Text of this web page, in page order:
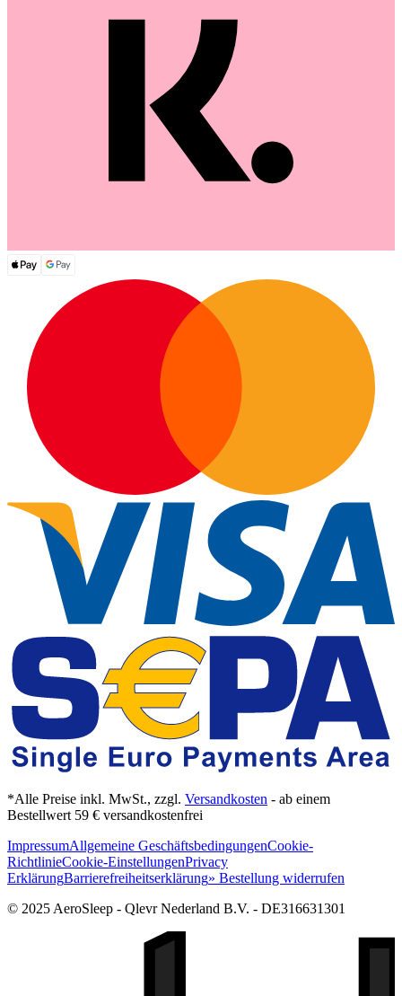
*Alle Preise inkl. MwSt., zzgl. Versandkosten - ab einem
Bestellwert 59 € versandkostenfrei
ImpressumAllgemeine GeschäftsbedingungenCookie-
RichtlinieCookie-EinstellungenPrivacy
ErklärungBarrierefreiheitserklärung» Bestellung widerrufen
© 2025 AeroSleep - Qlevr Nederland B.V. - DE316631301